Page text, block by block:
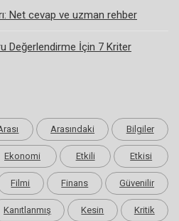
Net cevap ve uzman rehber
Değerlendirme İçin 7 Kriter
Arasındaki Bilgiler
Ekonomi Etkili Etkisi
Filmi Finans Güvenilir
Kanıtlanmış Kesin Kritik